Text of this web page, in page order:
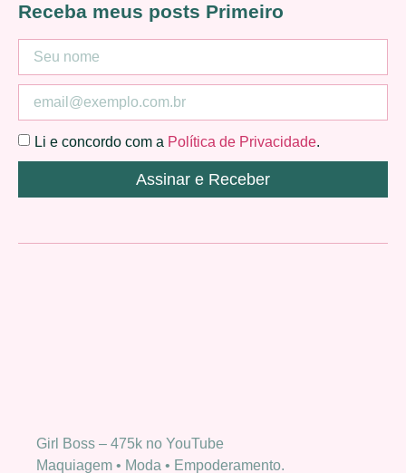
Girl Boss – 475k no YouTube
Maquiagem • Moda • Empoderamento.
Receba meus posts Primeiro
Li e concordo com a Política de Privacidade.
Assinar e Receber